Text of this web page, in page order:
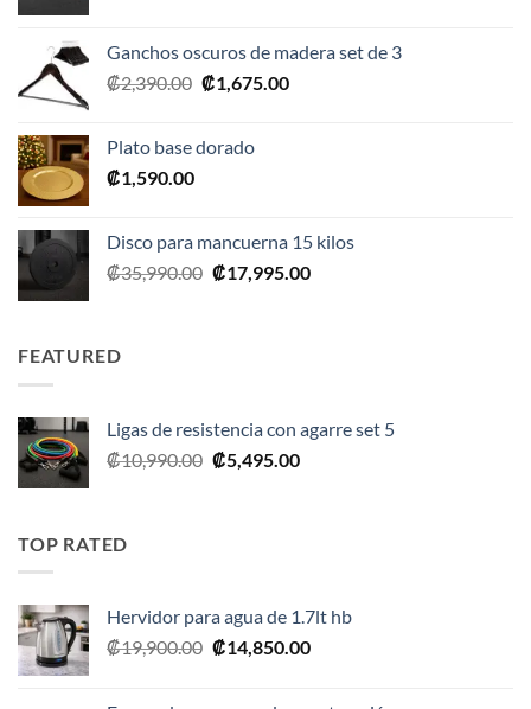
era:
₡20,990.00.
es:
Ganchos oscuros de madera set de 3
₡2,390.00 El
era:
₡1,675.00El
Plato base dorado
₡1,590.00
Disco para mancuerna 15 kilos
₡35,990.00 El
₡17,995.00El
FEATURED
Ligas de resistencia con agarre set 5
₡10,990.00 El
₡5,495.00El
TOP RATED
Hervidor para agua de 1.7lt hb
₡19,900.00 El
₡14,850.00El